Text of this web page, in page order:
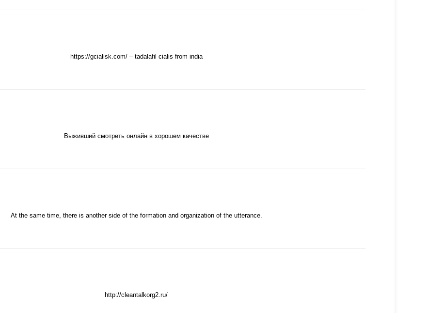
https://gcialisk.com/– tadalafil cialis from india
Выживший смотреть онлайн в хорошем качестве
At the same time, there is another side of the formation and organization of the utterance.
http://cleantalkorg2.ru/